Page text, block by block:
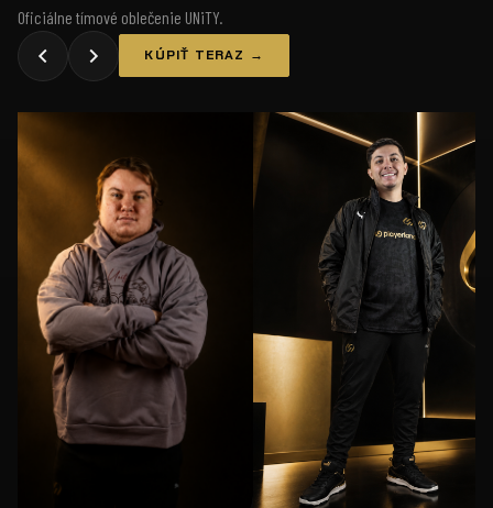
Oficiálne tímové oblečenie UNiTY.
KÚPIŤ TERAZ →